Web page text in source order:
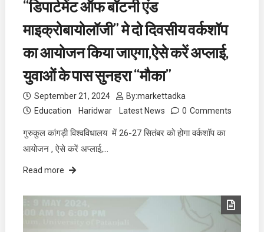
“डिपार्टमेंट ऑफ बॉटनी एंड
माइक्रोबायोलॉजी” मे दो दिवसीय वर्कशॉप
का आयोजन किया जाएगा,ऐसे करें अप्लाई,
युवाओं के पास सुनहरा “मौका”
September 21, 2024 By:markettadka
Education
Haridwar Latest News 0 Comments
गुरुकुल कांगड़ी विश्वविधालय में 26-27 सितंबर को होगा वर्कशॉप का
आयोजन , ऐसे करें अप्लाई,…
Read more